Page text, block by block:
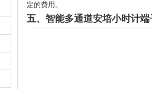
定的费用。
五、智能多通道安培小时计端